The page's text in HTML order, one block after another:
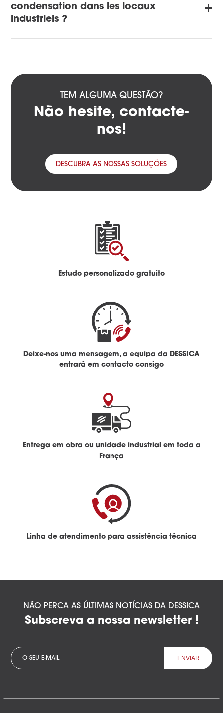
condensation dans les locaux
industriels ?
TEM ALGUMA QUESTÃO?
Não hesite, contacte-
nos!
DESCUBRA AS NOSSAS SOLUÇÕES
Estudo personalizado gratuito
Deixe-nos uma mensagem, a equipa da DESSICA
entrará em contacto consigo
Entrega em obra ou unidade industrial em toda a
França
Linha de atendimento para assistência técnica
NÃO PERCA AS ÚLTIMAS NOTÍCIAS DA DESSICA
Subscreva a nossa newsletter !
O SEU E-MAIL